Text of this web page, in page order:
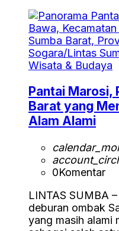
Wisata & Budaya
Pantai Marosi,
Barat yang
Alam Alami
0Komentar
LINTAS SUMBA
deburan ombak
yang masih alami